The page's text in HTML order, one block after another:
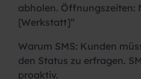
abholen. Öffnungszeiten:
[Werkstatt]“
Warum SMS: Kunden
den Status zu erfragen.
proaktiv.